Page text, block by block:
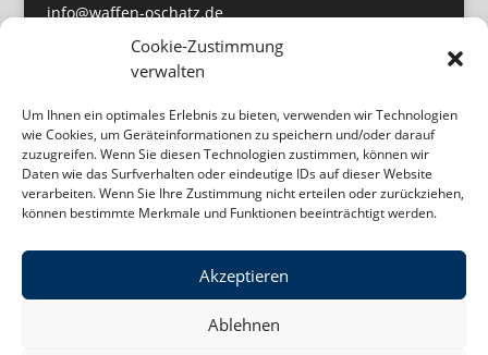
Cookie-Zustimmung
verwalten
Um Ihnen ein optimales Erlebnis zu bieten, verwenden wir Technologien
wie Cookies, um Geräteinformationen zu speichern und/oder darauf
zuzugreifen. Wenn Sie diesen Technologien zustimmen, können wir
Daten wie das Surfverhalten oder eindeutige IDs auf dieser Website
verarbeiten. Wenn Sie Ihre Zustimmung nicht erteilen oder zurückziehen,
können bestimmte Merkmale und Funktionen beeinträchtigt werden.
Akzeptieren
Ablehnen
info@waffen-oschatz.de
https://www.waffen-oschatz.de
Cookie-Richtlinie (EU)